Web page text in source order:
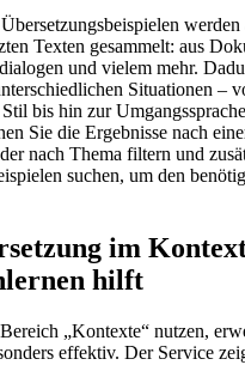
werden
Texten gesammelt: aus
und vielem mehr.
Situationen –
bis hin zur
Sie die Ergebnisse nach
nach Thema filtern und
suchen, um den
im
hilft
„Kontexte“ nutzen,
effektiv. Der Service